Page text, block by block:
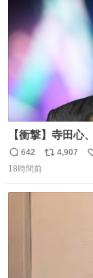
【衝撃】寺田
のベンチプレス
news.livedoor.com/
のためおにぎり
千kcalオーバー
返
信
642
リ
4,907
18時間前